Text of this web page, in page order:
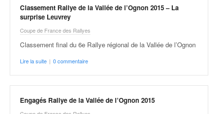
Classement Rallye de la Vallée de l’Ognon 2015 – La
surprise Leuvrey
Coupe de France des Rallyes
Classement final du 6e Rallye régional de la Vallée de l’Ognon
Lire la suite | 0 commentaire
Engagés Rallye de la Vallée de l’Ognon 2015